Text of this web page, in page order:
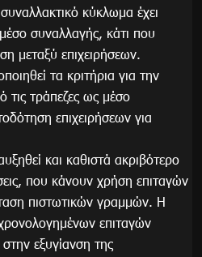
κύκλωμα έχει
συναλλαγής, κάτι που
μεταξύ επιχειρήσεων.
τα κριτήρια για την
τράπεζες ως μέσο
επιχειρήσεων για
και καθιστά ακριβότερο
που κάνουν χρήση επιταγών
πιστωτικών γραμμών. Η
επιταγών
εξυγίανση της